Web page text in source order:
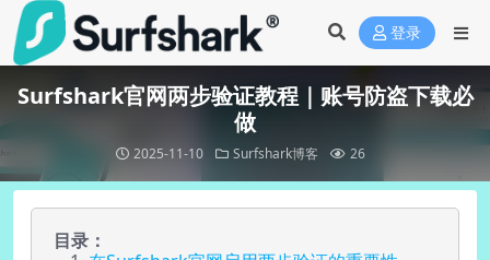
登录
Surfshark官网两步验证教程｜账号防盗下载必
做
2025-11-10 Surfshark博客 26
目录：